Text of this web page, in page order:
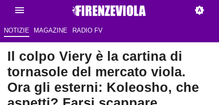
NOTIZIE MAGAZINE RADIO FV
Il colpo Viery è la cartina di
tornasole del mercato viola.
Ora gli esterni: Koleosho, che